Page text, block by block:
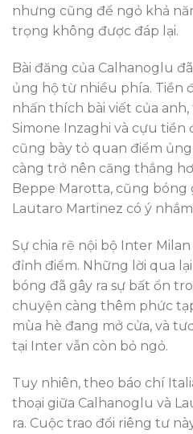
nhưng cũng để ngỏ khả
trọng không được đáp lại.
Bài đăng của Calhanoglu
ủng hộ từ nhiều phía. Tiền
nhấn thích bài viết của
Simone Inzaghi và cựu tiền
cũng bày tỏ quan điểm
càng trở nên căng thẳng
Beppe Marotta, cũng bóng
Lautaro Martinez có ý
Sự chia rẽ nội bộ Inter
đỉnh điểm. Những lời qua
bóng đã gây ra sự bất ổn
chuyện càng thêm phức
mùa hè đang mở cửa, và
tại Inter vẫn còn bỏ ngỏ.
Tuy nhiên, theo báo chí
thoại giữa Calhanoglu và
ra. Cuộc trao đổi riêng tư